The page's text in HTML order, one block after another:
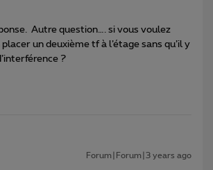
Autre question…. si vous voulez
un deuxième tf à l’étage sans qu’il y
?
Forum|Forum|3 years ago